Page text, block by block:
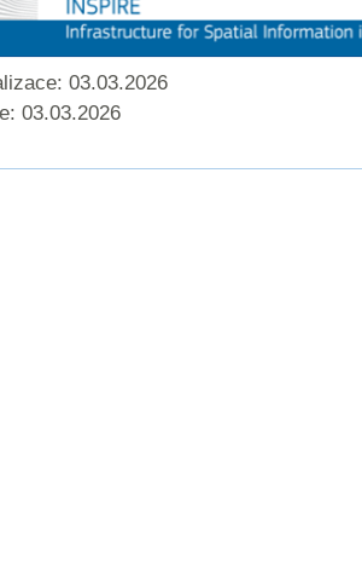
03.03.2026
03.03.2026